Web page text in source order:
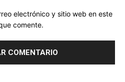
electrónico y sitio web en este
comente.